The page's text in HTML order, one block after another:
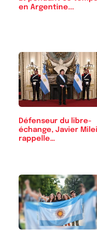
en Argentine...
Défenseur du libre-
échange, Javier Milei
rappelle…